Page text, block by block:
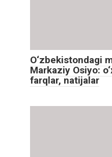
O‘zbekistondagi
Markaziy Osiyo:
farqlar, natijalar